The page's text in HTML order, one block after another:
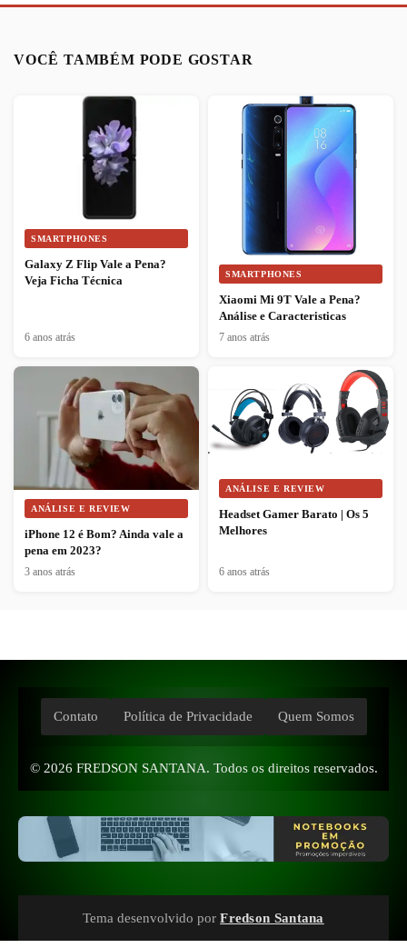
VOCÊ TAMBÉM PODE GOSTAR
SMARTPHONES
Galaxy Z Flip Vale a Pena?
Veja Ficha Técnica
6 anos atrás
SMARTPHONES
Xiaomi Mi 9T Vale a Pena?
Análise e Caracteristicas
7 anos atrás
ANÁLISE E REVIEW
iPhone 12 é Bom? Ainda vale a
pena em 2023?
3 anos atrás
ANÁLISE E REVIEW
Headset Gamer Barato | Os 5
Melhores
6 anos atrás
Contato Política de Privacidade Quem Somos
© 2026 FREDSON SANTANA. Todos os direitos reservados.
Tema desenvolvido por Fredson Santana